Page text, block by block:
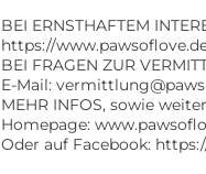
BEI ERNSTHAFTEM
https://
BEI FRAGEN ZUR
E-Mail:
MEHR INFOS, sowie
Homepage:
Oder auf Facebook: